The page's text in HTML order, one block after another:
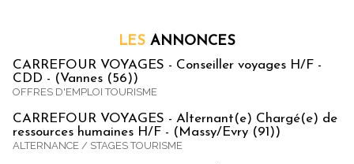
LES ANNONCES
CARREFOUR VOYAGES - Conseiller voyages H/F -
CDD - (Vannes (56))
OFFRES D'EMPLOI TOURISME
CARREFOUR VOYAGES - Alternant(e) Chargé(e) de
ressources humaines H/F - (Massy/Evry (91))
ALTERNANCE / STAGES TOURISME